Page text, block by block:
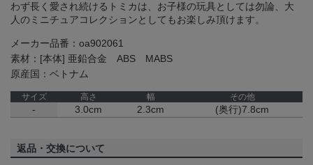
わず長く愛され続けるトミカは、お子様の玩具としては勿論、大
人のミニチュアコレクションとしてもお楽しみ頂けます。
メーカー品番：oa902061
素材：[本体] 亜鉛合金 ABS MABS
原産国：ベトナム
サイズ 高さ 幅 その他
- 3.0cm 2.3cm (奥行)7.8cm
返品・交換について